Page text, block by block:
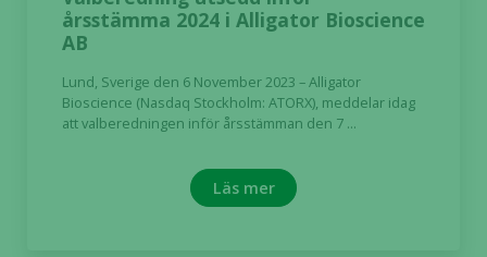
årsstämma 2024 i Alligator Bioscience
AB
Lund, Sverige den 6 November 2023 – Alligator
Bioscience (Nasdaq Stockholm: ATORX), meddelar idag
att valberedningen inför årsstämman den 7 ...
Läs mer